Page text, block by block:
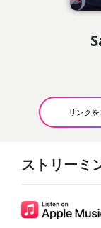
リンク
ストリーミ